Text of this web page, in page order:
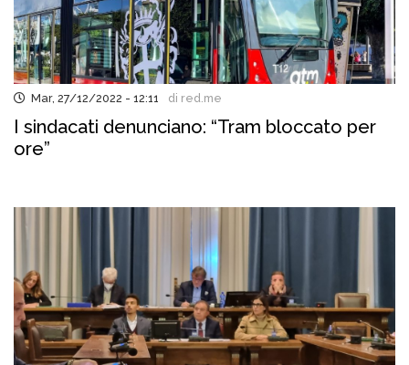
Mar, 27/12/2022 - 12:11 di red.me
I sindacati denunciano: “Tram bloccato per
ore”